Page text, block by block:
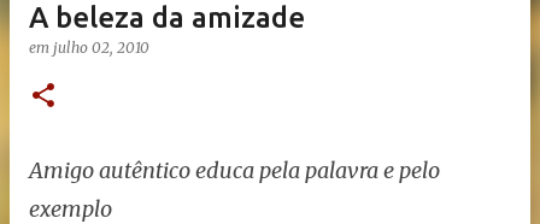
A beleza da amizade
em julho 02, 2010
Amigo autêntico educa pela palavra e pelo
exemplo